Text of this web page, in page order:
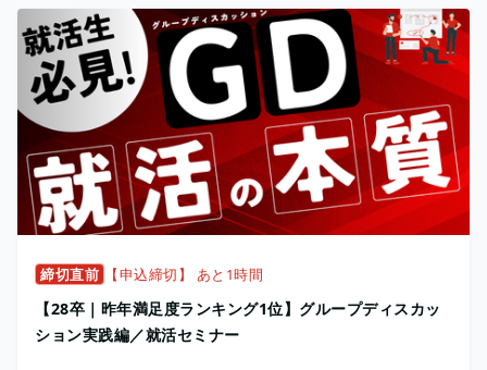
締切直前 【申込締切】 あと1時間
【28卒｜昨年満足度ランキング1位】グループディスカッ
ション実践編／就活セミナー